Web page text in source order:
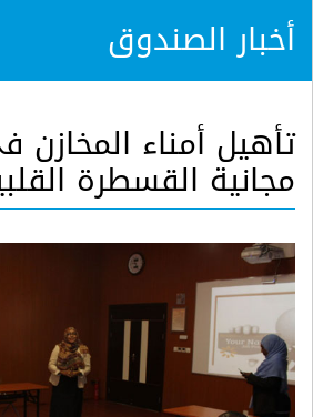
أخبار الصندوق
تأهيل أمناء المخازن
مجانية القسطرة